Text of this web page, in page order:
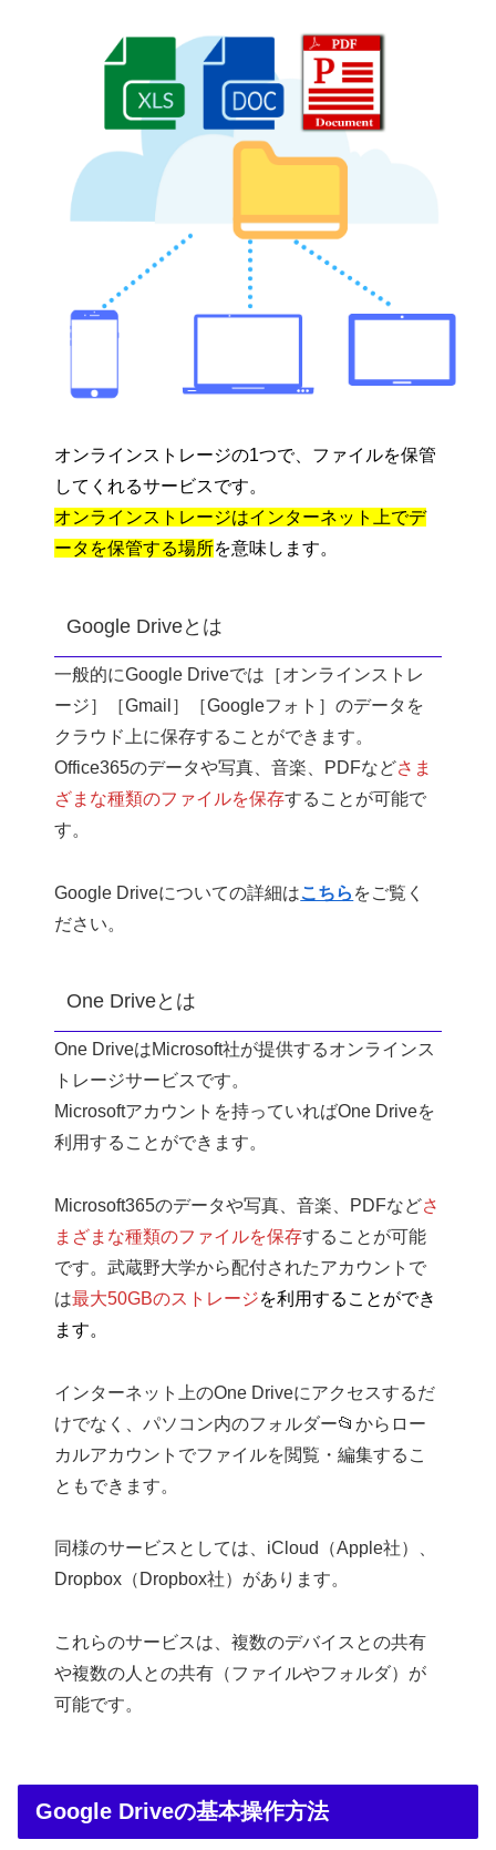
オンラインストレージの1つで、ファイルを保管
してくれるサービスです。
オンラインストレージはインターネット上でデ
ータを保管する場所を意味します。
Google Driveとは
一般的にGoogle Driveでは［オンラインストレ
ージ］［Gmail］［Googleフォト］のデータを
クラウド上に保存することができます。
Office365のデータや写真、音楽、PDFなどさま
ざまな種類のファイルを保存することが可能で
す。
Google Driveについての詳細はこちら をご覧く
ださい。
One Driveとは
One DriveはMicrosoft社が提供するオンラインス
トレージサービスです。
Microsoftアカウントを持っていればOne Driveを
利用することができます。
Microsoft365のデータや写真、音楽、PDFなどさ
まざまな種類のファイルを保存することが可能
です。武蔵野大学から配付されたアカウントで
は最大50GBのストレージを利用することができ
ます。
インターネット上のOne Driveにアクセスするだ
けでなく、パソコン内のフォルダー📂からロー
カルアカウントでファイルを閲覧・編集するこ
ともできます。
同様のサービスとしては、iCloud（Apple社）、
Dropbox（Dropbox社）があります。
これらのサービスは、複数のデバイスとの共有
や複数の人との共有（ファイルやフォルダ）が
可能です。
Google Driveの基本操作方法